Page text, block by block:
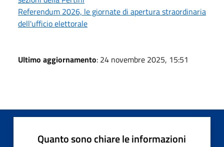
Referendum 2026, le giornate di apertura straordinaria
dell'ufficio elettorale
Ultimo aggiornamento: 24 novembre 2025, 15:51
Quanto sono chiare le informazioni